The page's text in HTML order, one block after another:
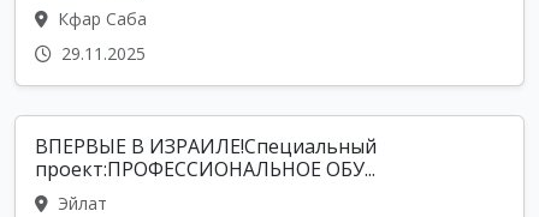
Кфар Саба
29.11.2025
ВПЕРВЫЕ В ИЗРАИЛЕ!Специальный
проект:ПРОФЕССИОНАЛЬНОЕ ОБУ...
Эйлат